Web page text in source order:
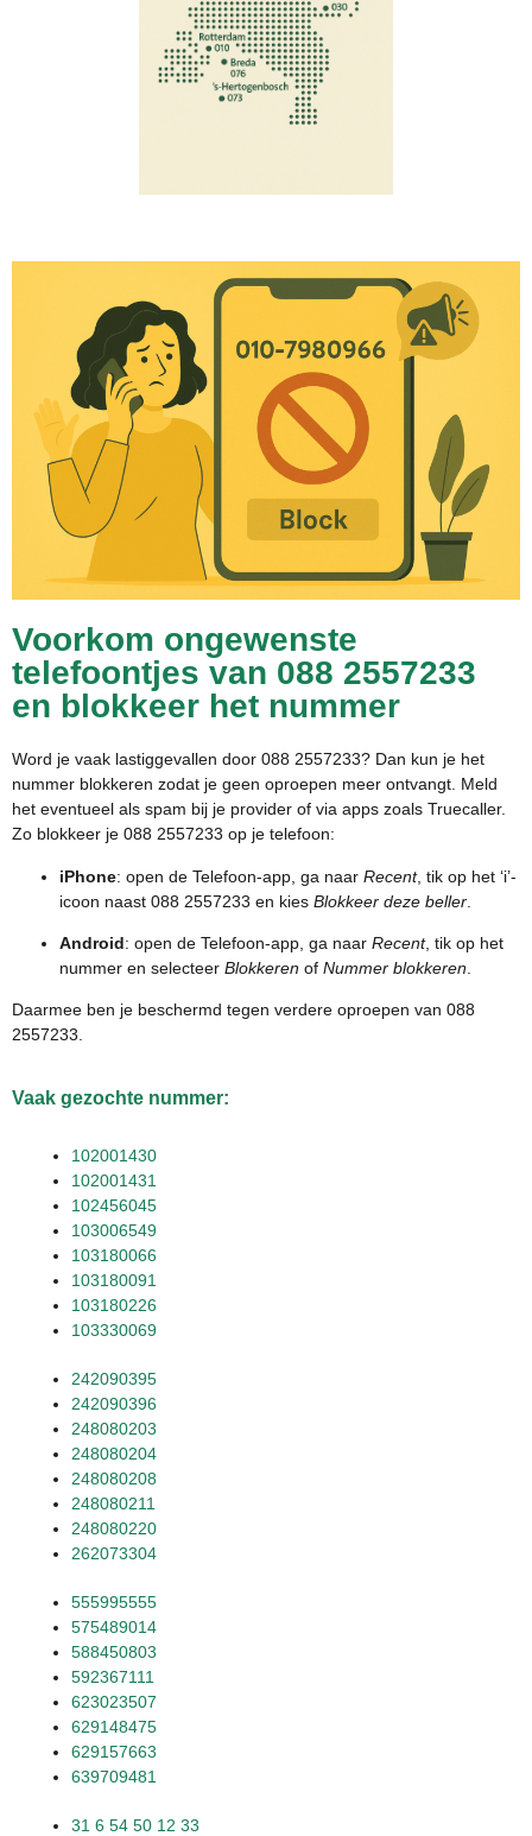
Voorkom ongewenste
telefoontjes van 088 2557233
en blokkeer het nummer
Word je vaak lastiggevallen door 088 2557233? Dan kun je het
nummer blokkeren zodat je geen oproepen meer ontvangt. Meld
het eventueel als spam bij je provider of via apps zoals Truecaller.
Zo blokkeer je 088 2557233 op je telefoon:
iPhone: open de Telefoon-app, ga naar Recent, tik op het ‘i’-
icoon naast 088 2557233 en kies Blokkeer deze beller
Android: open de Telefoon-app, ga naar Recent, tik op het
nummer en selecteer Blokkeren of Nummer blokkeren
Daarmee ben je beschermd tegen verdere oproepen van 088
2557233.
Vaak gezochte nummer:
102001430
102001431
102456045
103006549
103180066
103180091
103180226
103330069
242090395
242090396
248080203
248080204
248080208
248080211
248080220
262073304
555995555
575489014
588450803
592367111
623023507
629148475
629157663
639709481
31 6 54 50 12 33